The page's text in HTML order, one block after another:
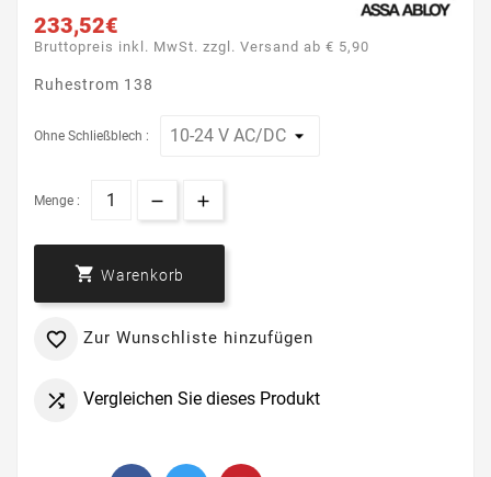
233,52€
Bruttopreis inkl. MwSt. zzgl. Versand ab € 5,90
Ruhestrom 138
Ohne Schließblech :
Menge :
 Warenkorb
 Zur Wunschliste hinzufügen
 Vergleichen Sie dieses Produkt